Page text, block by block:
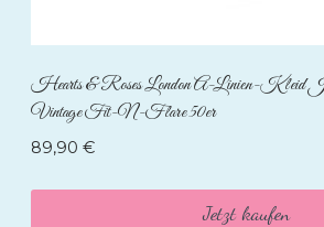
Hearts & Roses London A-Linien-Kleid
Vintage Fit-N-Flare 50er
89,90 €
Jetzt kaufen